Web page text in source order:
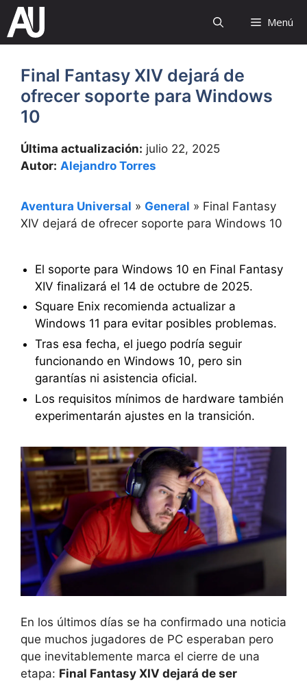
Saltar
contenido
Menú
Final Fantasy XIV dejará de
ofrecer soporte para Windows
10
Última actualización: julio 22, 2025
Autor: Alejandro Torres
Aventura Universal » General » Final Fantasy
XIV dejará de ofrecer soporte para Windows 10
El soporte para Windows 10 en Final Fantasy
XIV finalizará el 14 de octubre de 2025.
Square Enix recomienda actualizar a
Windows 11 para evitar posibles problemas.
Tras esa fecha, el juego podría seguir
funcionando en Windows 10, pero sin
garantías ni asistencia oficial.
Los requisitos mínimos de hardware también
experimentarán ajustes en la transición.
En los últimos días se ha confirmado una noticia
que muchos jugadores de PC esperaban pero
que inevitablemente marca el cierre de una
etapa: Final Fantasy XIV dejará de ser